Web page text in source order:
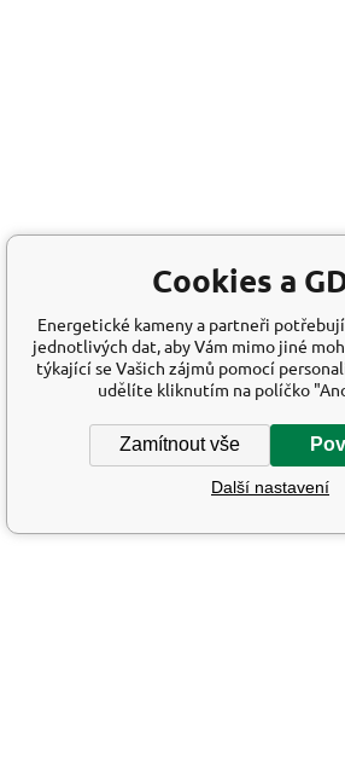
Cookies a
Energetické kameny a partneři
jednotlivých dat, aby Vám mimo jiné
týkající se Vašich zájmů pomocí
udělíte kliknutím na políčko
Zamítnout vše
Další nastavení